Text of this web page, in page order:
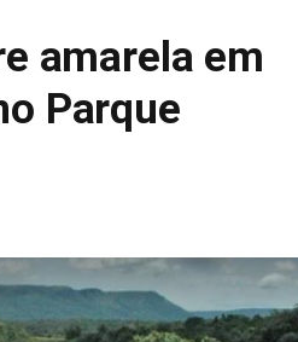
amarela em
Parque